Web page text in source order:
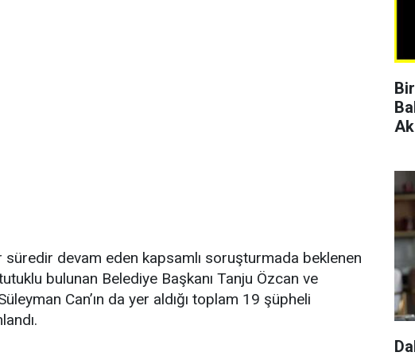
süredir devam eden kapsamlı soruşturmada beklenen
bulunan Belediye Başkanı Tanju Özcan ve
Can’ın da yer aldığı toplam 19 şüpheli